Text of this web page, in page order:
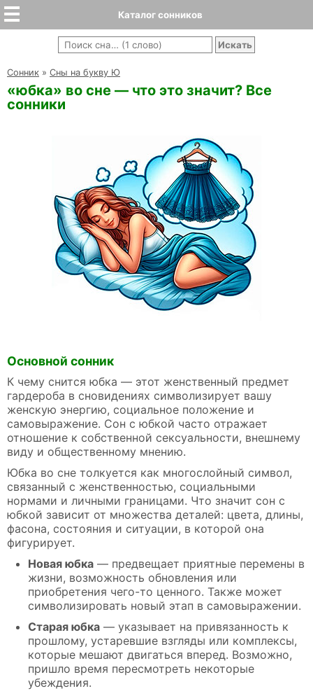
Каталог сонников
Cонник » Сны на букву Ю
«юбка» во сне — что это значит? Все
сонники
Основной сонник
К чему снится юбка — этот женственный предмет
гардероба в сновидениях символизирует вашу
женскую энергию, социальное положение и
самовыражение. Сон с юбкой часто отражает
отношение к собственной сексуальности, внешнему
виду и общественному мнению.
Юбка во сне толкуется как многослойный символ,
связанный с женственностью, социальными
нормами и личными границами. Что значит сон с
юбкой зависит от множества деталей: цвета, длины,
фасона, состояния и ситуации, в которой она
фигурирует.
Новая юбка — предвещает приятные перемены в
жизни, возможность обновления или
приобретения чего-то ценного. Также может
символизировать новый этап в самовыражении.
Старая юбка — указывает на привязанность к
прошлому, устаревшие взгляды или комплексы,
которые мешают двигаться вперед. Возможно,
пришло время пересмотреть некоторые
убеждения.